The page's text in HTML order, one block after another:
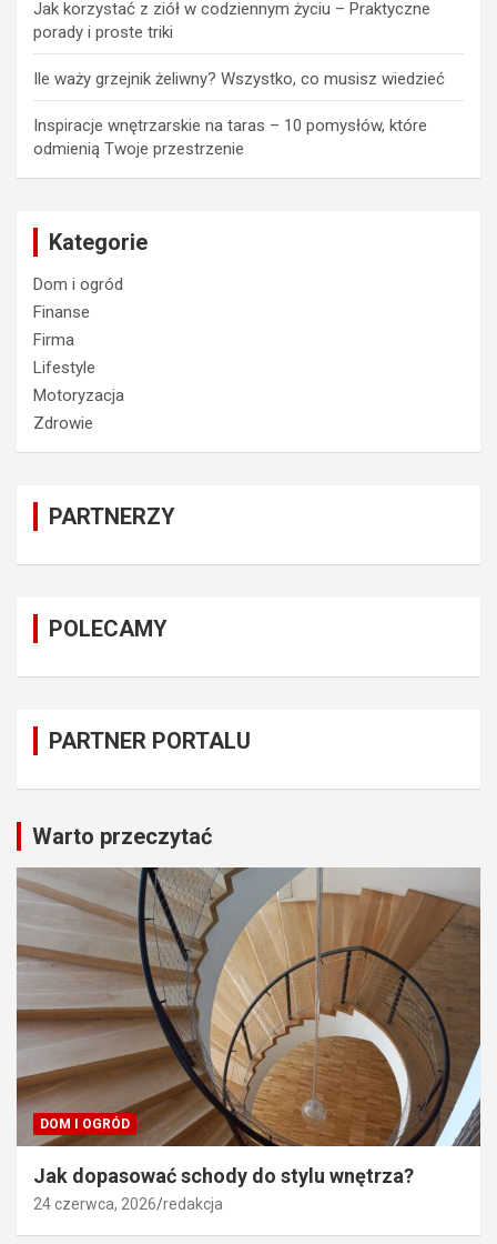
Jak korzystać z ziół w codziennym życiu – Praktyczne
porady i proste triki
Ile waży grzejnik żeliwny? Wszystko, co musisz wiedzieć
Inspiracje wnętrzarskie na taras – 10 pomysłów, które
odmienią Twoje przestrzenie
Kategorie
Dom i ogród
Finanse
Firma
Lifestyle
Motoryzacja
Zdrowie
PARTNERZY
POLECAMY
PARTNER PORTALU
Warto przeczytać
DOM I OGRÓD
Jak dopasować schody do stylu wnętrza?
24 czerwca, 2026 redakcja